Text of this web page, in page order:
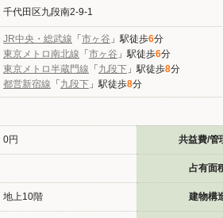
千代田区九段南2-9-1
JR中央・総武線 「市ヶ谷 」駅徒歩6分
東京メトロ南北線 「市ヶ谷 」駅徒歩6分
東京メトロ半蔵門線 「九段下 」駅徒歩8分
都営新宿線 「九段下 」駅徒歩8分
0円 共益費/管
占有面
地上10階 建物構